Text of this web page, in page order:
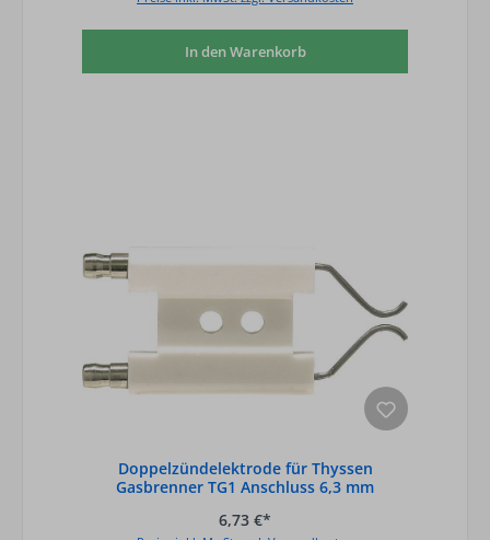
In den Warenkorb
Doppelzündelektrode für Thyssen
Gasbrenner TG1 Anschluss 6,3 mm
6,73 €*